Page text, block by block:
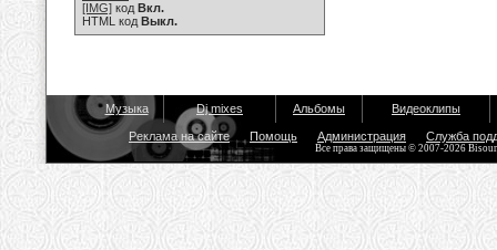
[IMG] код Вкл.
HTML код Выкл.
Музыка Dj mixes Альбомы Видеоклипы
Реклама на сайте Помощь Администрация Служба
Все права защищены © 2007-2026